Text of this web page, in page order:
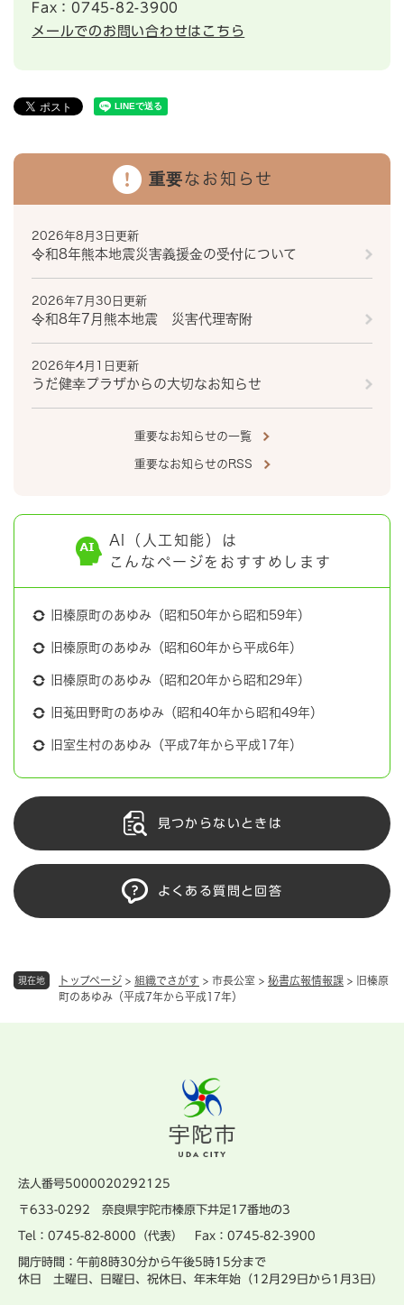
現在地 トップページ > 組織でさがす > 市長公室 > 秘書広報情報課 >
旧榛原
町のあゆみ（平成7年から平成17年）
Fax：0745-82-3900
メールでのお問い合わせはこちら
重要なお知らせ
2026年8月3日更新
令和8年熊本地震災害義援金の受付について
2026年7月30日更新
令和8年7月熊本地震 災害代理寄附
2026年4月1日更新
うだ健幸プラザからの大切なお知らせ
重要なお知らせの一覧
重要なお知らせのRSS
AI（人工知能）は
こんなページをおすすめします
旧榛原町のあゆみ（昭和50年から昭和59年）
旧榛原町のあゆみ（昭和60年から平成6年）
旧榛原町のあゆみ（昭和20年から昭和29年）
旧菟田野町のあゆみ（昭和40年から昭和49年）
旧室生村のあゆみ（平成7年から平成17年）
見つからないときは
よくある質問と回答
法人番号5000020292125
〒633-0292 奈良県宇陀市榛原下井足17番地の3
Tel：0745-82-8000（代表） Fax：0745-82-3900
開庁時間：午前8時30分から午後5時15分まで
休日 土曜日、日曜日、祝休日、年末年始（12月29日から1月3日）